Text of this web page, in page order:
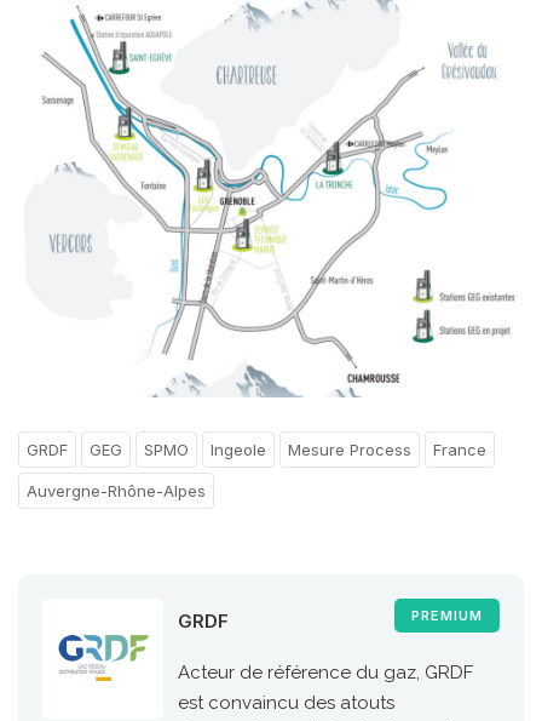
GRDF GEG SPMO Ingeole Mesure Process France
Auvergne-Rhône-Alpes
PREMIUM
GRDF
Acteur de référence du gaz, GRDF
est convaincu des atouts